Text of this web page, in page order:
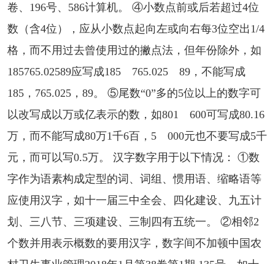
卷、196号、586计算机。 ④小数点前或后若超过4位
数（含4位），应从小数点起向左或向右每3位空出1/4
格，而不用过去曾使用过的撇点法，但年份除外，如
185765.02589应写成185 765.025 89，不能写成
185，765.025，89。 ⑤尾数“0”多的5位以上的数字可
以改写成以万或亿表示的数，如801 600可写成80.16
万，而不能写成80万1千6百，5 000元也不要写成5千
元，而可以写0.5万。 汉字数字用于以下情况： ①数
字作为语素构成定型的词、词组、惯用语、缩略语等
应使用汉字，如十一届三中全会、四化建设、九五计
划、三八节、三项建设、三制四有五统一。 ②相邻2
个数并用表示概数的要用汉字，数字间不加顿中国农